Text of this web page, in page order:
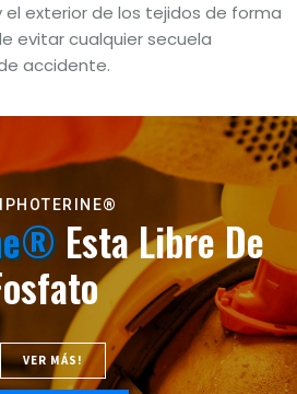
el exterior de los tejidos de forma
evitar cualquier secuela
accidente.
Esta Libre De
VER MÁS!